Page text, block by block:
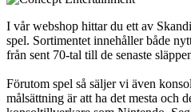
I vår webshop hittar du ett av
spel. Sortimentet innehåller både
från sent 70-tal till de senaste
Förutom spel så säljer vi även
målsättning är att ha det mesta och